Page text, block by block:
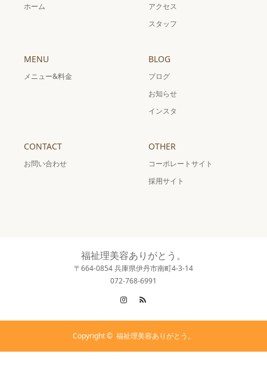
ホーム
アクセス
スタッフ
MENU
メニュー&料金
BLOG
ブログ
お知らせ
インスタ
CONTACT
お問い合わせ
OTHER
コーポレートサイト
採用サイト
福祉理美容ありがとう。
〒664-0854 兵庫県伊丹市南町4-3-14
072-768-6991
Instagram
Copyright © 福祉理美容ありがとう。